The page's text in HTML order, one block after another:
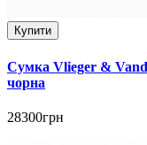
Купити
Сумка Vlieger &
чорна
28300грн